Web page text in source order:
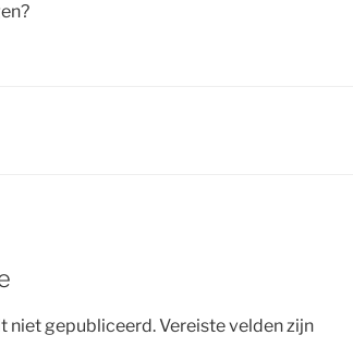
niet gepubliceerd.Vereiste velden zijn